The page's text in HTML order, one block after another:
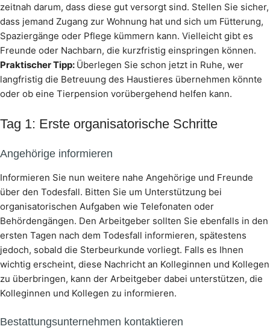
zeitnah darum, dass diese gut versorgt sind. Stellen Sie sicher,
dass jemand Zugang zur Wohnung hat und sich um Fütterung,
Spaziergänge oder Pflege kümmern kann. Vielleicht gibt es
Freunde oder Nachbarn, die kurzfristig einspringen können.
Praktischer Tipp: Überlegen Sie schon jetzt in Ruhe, wer
langfristig die Betreuung des Haustieres übernehmen könnte
oder ob eine Tierpension vorübergehend helfen kann.
Tag 1: Erste organisatorische Schritte
Angehörige informieren
Informieren Sie nun weitere nahe Angehörige und Freunde
über den Todesfall. Bitten Sie um Unterstützung bei
organisatorischen Aufgaben wie Telefonaten oder
Behördengängen. Den Arbeitgeber sollten Sie ebenfalls in den
ersten Tagen nach dem Todesfall informieren, spätestens
jedoch, sobald die Sterbeurkunde vorliegt. Falls es Ihnen
wichtig erscheint, diese Nachricht an Kolleginnen und Kollegen
zu überbringen, kann der Arbeitgeber dabei unterstützen, die
Kolleginnen und Kollegen zu informieren.
Bestattungsunternehmen kontaktieren